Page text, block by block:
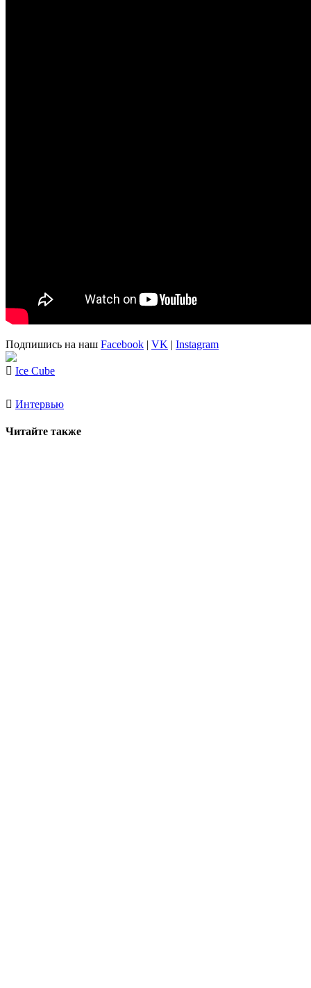
Подпишись на наш Facebook | VK | Instagram
Ice Cube
Интервью
Читайте также